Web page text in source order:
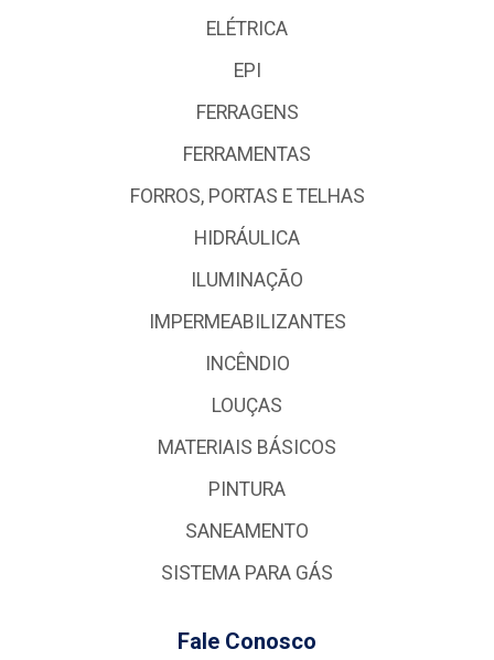
ELÉTRICA
EPI
FERRAGENS
FERRAMENTAS
FORROS, PORTAS E TELHAS
HIDRÁULICA
ILUMINAÇÃO
IMPERMEABILIZANTES
INCÊNDIO
LOUÇAS
MATERIAIS BÁSICOS
PINTURA
SANEAMENTO
SISTEMA PARA GÁS
Fale Conosco